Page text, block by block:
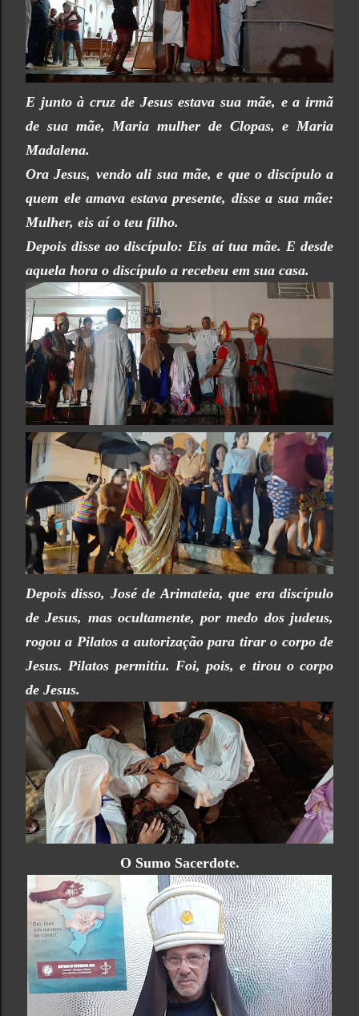
E junto à cruz de Jesus estava sua mãe, e a irmã
de sua mãe, Maria mulher de Clopas, e Maria
Madalena.
Ora Jesus, vendo ali sua mãe, e que o discípulo a
quem ele amava estava presente, disse a sua mãe:
Mulher, eis aí o teu filho.
Depois disse ao discípulo: Eis aí tua mãe. E desde
aquela hora o discípulo a recebeu em sua casa.
Depois disso, José de Arimateia, que era discípulo
de Jesus, mas ocultamente, por medo dos judeus,
rogou a Pilatos a autori­zação para tirar o corpo de
Jesus. Pilatos permitiu. Foi, pois, e tirou o corpo
de Jesus.
O Sumo Sacerdote.